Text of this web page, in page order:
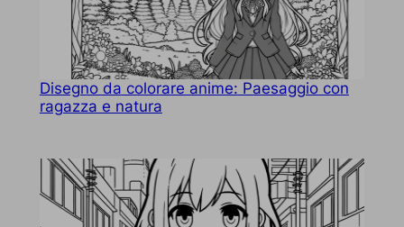
Disegno da colorare anime: Paesaggio con
ragazza e natura